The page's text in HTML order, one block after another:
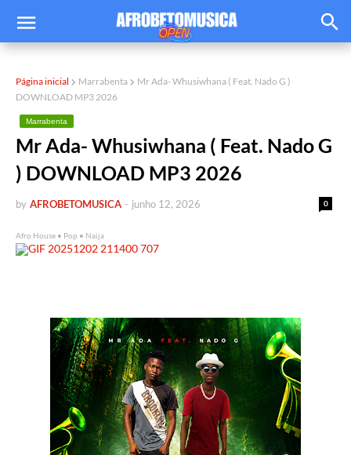
Página inicial Marrabenta
Mr Ada- Whusiwhana ( Feat. Nado G )
DOWNLOAD MP3 2026
Marrabenta
Mr Ada- Whusiwhana ( Feat. Nado G
) DOWNLOAD MP3 2026
by AFROBETOMUSICA 0
- junho 12, 2026
Afro House • Pop • Naija